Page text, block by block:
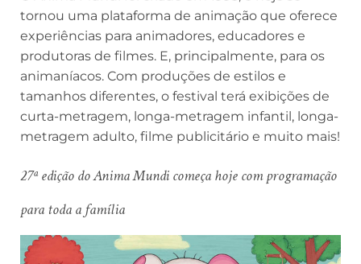
tornou uma plataforma de animação que oferece
experiências para animadores, educadores e
produtoras de filmes. E, principalmente, para os
animaníacos. Com produções de estilos e
tamanhos diferentes, o festival terá exibições de
curta-metragem, longa-metragem infantil, longa-
metragem adulto, filme publicitário e muito mais!
27ª edição do Anima Mundi começa hoje com programação
para toda a família